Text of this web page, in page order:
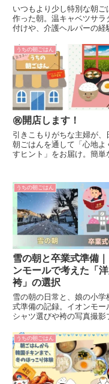
いつもより少し特別な朝ご
作った朝。温キャベツサラ
付けや、介護ヘルパーの経
こと」について綴ります。
うちの朝ごはん
㊗️開店します！
引きこもりがちな主婦が、
朝ごはんを通して「心地よ
すヒント」をお届け。簡単
うちの朝ごはん
雪の朝と卒業式準備
ンモールで考えた「
袴」の選択
雪の朝の日常と、娘の小学
式準備の記録。イオンモー
シャツ選びや袴の写真撮影
袴」という選択にたどり着
た。
うちの朝ごはん